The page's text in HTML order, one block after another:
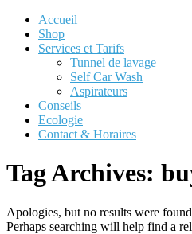
Accueil
Shop
Services et Tarifs
Tunnel de lavage
Self Car Wash
Aspirateurs
Conseils
Ecologie
Contact & Horaires
Tag Archives:
Apologies, but no results were
Perhaps searching will help find a